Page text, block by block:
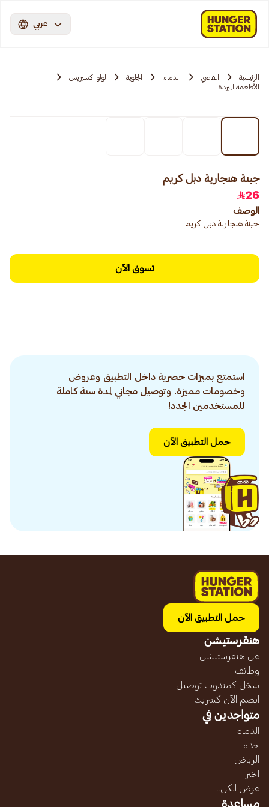
عربي
الرئيسية المقاضي الدمام الجلوية
لولو اكسبريس
الأطعمة المبردة
جبنة هنجارية دبل كريم
26
الوصف
جبنة هنجارية دبل كريم
تسوق الآن
استمتع بميزات حصرية داخل التطبيق وعروض
وخصومات مميزة. وتوصيل مجاني لمدة سنة كاملة
للمستخدمين الجدد!
حمل التطبيق الآن
حمل التطبيق الآن
هنقرستيشن
عن هنقرستيشن
وظائف
سجّل كمندوب توصيل
انضم الآن كشريك
متواجدين في
الدمام
جده
الرياض
الخبر
عرض الكل...
مساعدة